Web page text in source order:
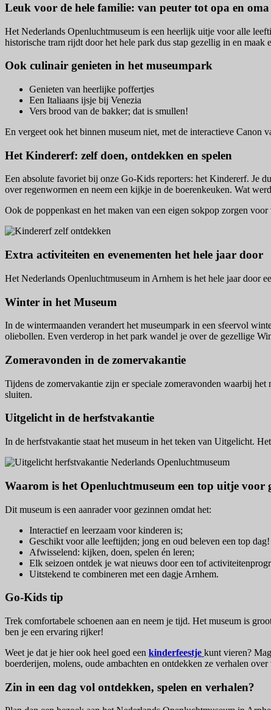
Leuk voor de hele familie: van peuter tot opa en oma
Het Nederlands Openluchtmuseum is een heerlijk uitje voor alle
historische tram rijdt door het hele park dus stap gezellig in en maak
Ook culinair genieten in het museumpark
Genieten van heerlijke poffertjes
Een Italiaans ijsje bij Venezia
Vers brood van de bakker; dat is smullen!
En vergeet ook het binnen museum niet, met de interactieve Canon
Het Kindererf: zelf doen, ontdekken en spelen
Een absolute favoriet bij onze Go-Kids reporters: het Kindererf. Je
over regenwormen en neem een kijkje in de boerenkeuken. Wat
Ook de poppenkast en het maken van een eigen sokpop zorgen
Extra activiteiten en evenementen het hele jaar door
Het Nederlands Openluchtmuseum in Arnhem is het hele jaar door
Winter in het Museum
In de wintermaanden verandert het museumpark in een sfeervol
oliebollen. Even verderop in het park wandel je over de gezellige
Zomeravonden in de zomervakantie
Tijdens de zomervakantie zijn er speciale zomeravonden waarbij
sluiten.
Uitgelicht in de herfstvakantie
In de herfstvakantie staat het museum in het teken van Uitgelicht.
Waarom is het Openluchtmuseum een top uitje voor
Dit museum is een aanrader voor gezinnen omdat het:
Interactief en leerzaam voor kinderen is;
Geschikt voor alle leeftijden; jong en oud beleven een top dag!
Afwisselend: kijken, doen, spelen én leren;
Elk seizoen ontdek je wat nieuws door een tof
Uitstekend te combineren met een dagje Arnhem.
Go-Kids tip
Trek comfortabele schoenen aan en neem je tijd. Het museum is
ben je een ervaring rijker!
Weet je dat je hier ook heel goed een kinderfeestje kunt vieren?
boerderijen, molens, oude ambachten en ontdekken ze verhalen
Zin in een dag vol ontdekken, spelen en verhalen?